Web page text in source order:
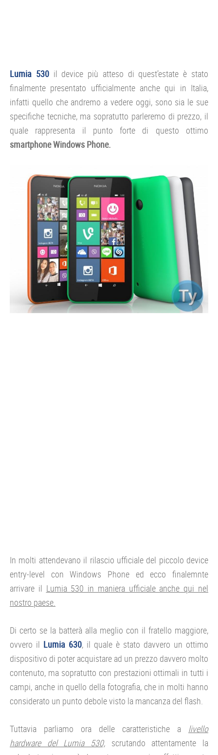
Lumia 530il device più atteso di quest’estate è stato
finalmente presentato ufficialmente anche qui in Italia,
infatti quello che andremo a vedere oggi, sono sia le sue
specifiche tecniche, ma sopratutto parleremo di prezzo, il
quale rappresenta il punto forte di questo ottimo
smartphone Windows Phone.
In molti attendevano il rilascio ufficiale del piccolo device
entry-level con Windows Phone ed ecco finalemnte
arrivare il Lumia 530 in maniera ufficiale anche qui nel
nostro paese.
Di certo se la batterà alla meglio con il fratello maggiore,
ovvero il Lumia 630, il quale è stato davvero un ottimo
dispositivo di poter acquistare ad un prezzo davvero molto
contenuto, ma sopratutto con prestazioni ottimali in tutti i
campi, anche in quello della fotografia, che in molti hanno
considerato un punto debole visto la mancanza del flash.
Tuttavia parliamo ora delle caratteristiche a livello
hardware del Lumia 530, scrutando attentamente la